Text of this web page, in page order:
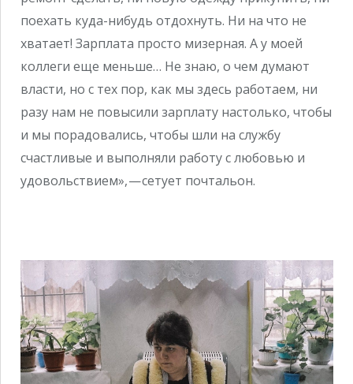
поехать куда-нибудь отдохнуть. Ни на что не
хватает! Зарплата просто мизерная. А у моей
коллеги еще меньше… Не знаю, о чем думают
власти, но с тех пор, как мы здесь работаем, ни
разу нам не повысили зарплату настолько, чтобы
и мы порадовались, чтобы шли на службу
счастливые и выполняли работу с любовью и
удовольствием», — сетует почтальон.